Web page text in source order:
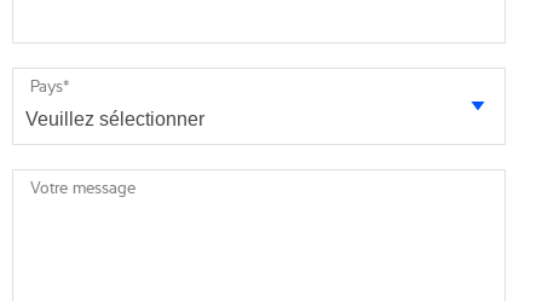
Pays*
Votre message